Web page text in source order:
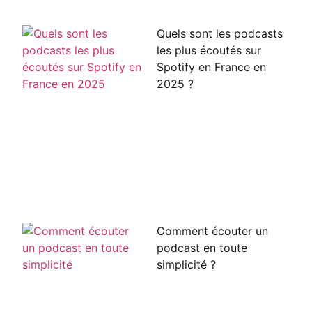
Quels sont les podcasts
les plus écoutés sur
Spotify en France en
2025 ?
Comment écouter un
podcast en toute
simplicité ?